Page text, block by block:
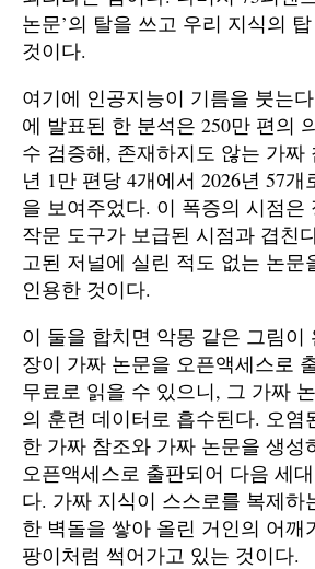
논문’의 탈을 쓰고 우리 지식의
것이다.
여기에 인공지능이 기름을 붓는다
에 발표된 한 분석은 250만 편의
수 검증해, 존재하지도 않는 가짜
년 1만 편당 4개에서 2026년 57개
을 보여주었다. 이 폭증의 시점은
작문 도구가 보급된 시점과 겹친
고된 저널에 실린 적도 없는 논문
인용한 것이다.
이 둘을 합치면 악몽 같은 그림이
장이 가짜 논문을 오픈액세스로
무료로 읽을 수 있으니, 그 가짜
의 훈련 데이터로 흡수된다. 오염
한 가짜 참조와 가짜 논문을 생성
오픈액세스로 출판되어 다음 세
다. 가짜 지식이 스스로를 복제하
한 벽돌을 쌓아 올린 거인의 어깨
팡이처럼 썩어가고 있는 것이다.